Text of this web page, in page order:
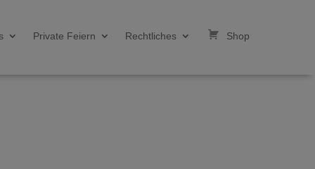
Private Feiern Rechtliches Shop